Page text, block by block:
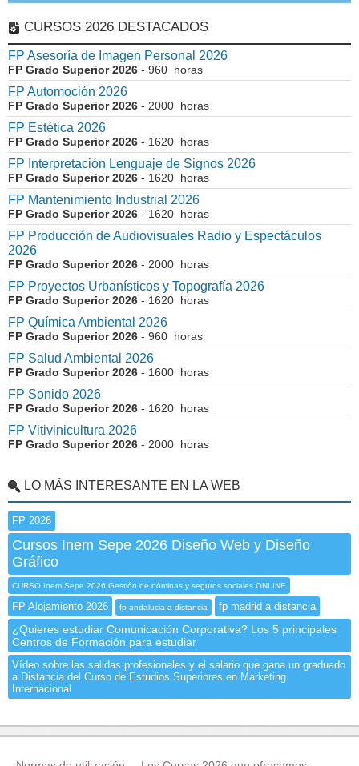
CURSOS 2026 DESTACADOS
FP Asesoría de Imagen Personal 2026
FP Grado Superior 2026 - 960 horas
FP Automoción 2026
FP Grado Superior 2026 - 2000 horas
FP Estética 2026
FP Grado Superior 2026 - 1620 horas
FP Interpretación Lenguaje de Signos 2026
FP Grado Superior 2026 - 1620 horas
FP Mantenimiento Industrial 2026
FP Grado Superior 2026 - 1620 horas
FP Producción de Audiovisuales Radio y Espectáculos
2026
FP Grado Superior 2026 - 2000 horas
FP Proyectos Urbanísticos y Topografía 2026
FP Grado Superior 2026 - 1620 horas
FP Química Ambiental 2026
FP Grado Superior 2026 - 960 horas
FP Salud Ambiental 2026
FP Grado Superior 2026 - 1600 horas
FP Sonido 2026
FP Grado Superior 2026 - 1620 horas
FP Vitivinicultura 2026
FP Grado Superior 2026 - 2000 horas
LO MÁS INTERESANTE EN LA WEB
FP 2026
Cursos Inem Sepe 2026 Diseño Web y Diseño
Gráfico
CURSO Inem Sepe 2026 Gestión de nóminas y seguros sociales ONLINE
FP Alojamiento 2026 fp andalucia a distancia fp madrid a distancia
¿Quieres estudiar Comunicación Corporativa? Los 5 principales
Centros de Formación para estudiar
Vídeo sobre las salidas profesionales y el salario que gana un graduado
a Distancia del Curso de Estudios Superiores en Marketing
Internacional